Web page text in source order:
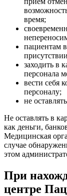
время;
пациентам
заходить в
персонала
вести себя
персоналу;
не
Не оставлять в
как деньги,
Медицинская
случае
этом
При
центре